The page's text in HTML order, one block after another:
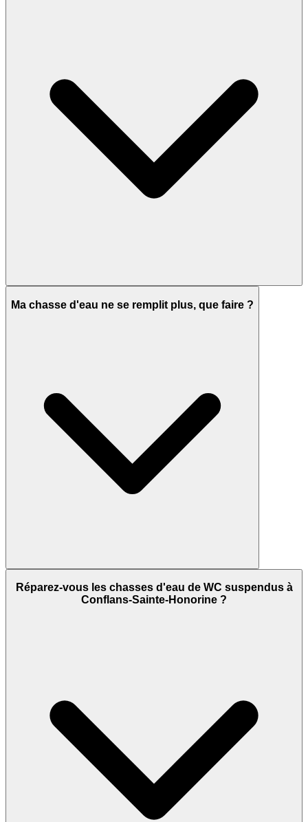
Ma chasse d'eau ne se remplit plus, que faire ?
Réparez-vous les chasses d'eau de WC suspendus à
Conflans-Sainte-Honorine ?